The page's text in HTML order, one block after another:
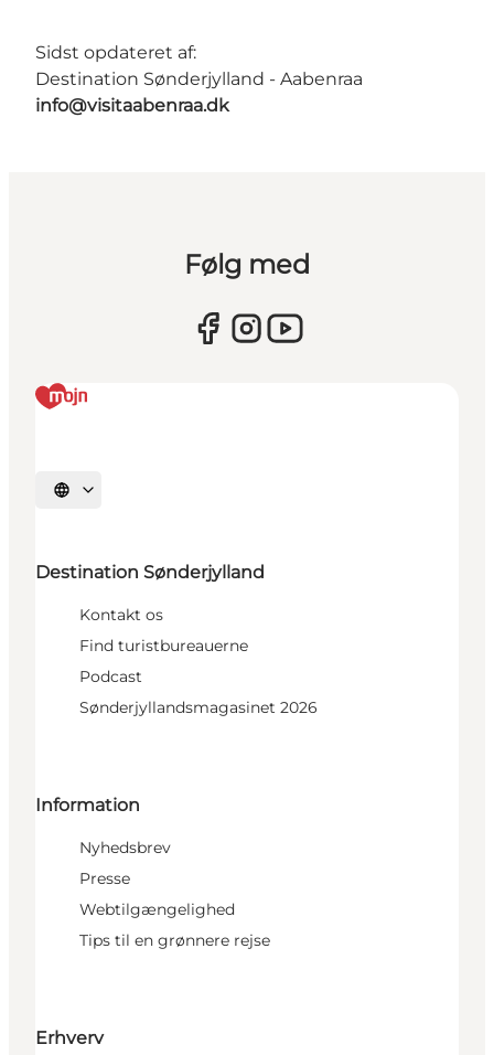
Sidst opdateret af:
Destination Sønderjylland - Aabenraa
info@visitaabenraa.dk
Følg med
Vælg sprog
Destination Sønderjylland
Kontakt os
Find turistbureauerne
Podcast
Sønderjyllandsmagasinet 2026
Information
Nyhedsbrev
Presse
Webtilgængelighed
Tips til en grønnere rejse
Erhverv